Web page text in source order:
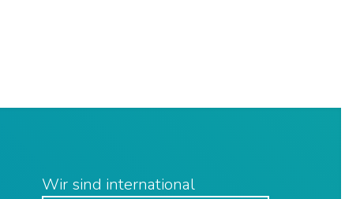
Wir sind international